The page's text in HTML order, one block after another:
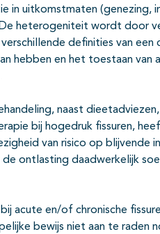
in uitkomstmaten (genezing,
heterogeniteit wordt door
definities van een
hebben en het toestaan van
naast dieetadviezen,
bij hogedruk fissuren,
van risico op blijvende
ontlasting daadwerkelijk
acute en/of chronische
bewijs niet aan te raden